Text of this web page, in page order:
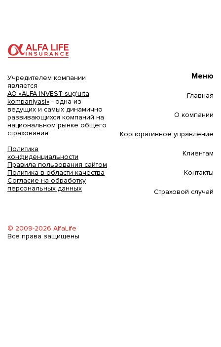
Учредителем компании
является
АО «ALFA INVEST sug'urta
kompaniyasi» - одна из
ведущих и самых динамично
развивающихся компаний на
национальном рынке общего
страхования.
Политика
конфиденциальности
Правила пользования сайтом
Политика в области качества
Согласие на обработку
персональных данных
© 2009-2026 AlfaLife
Все права защищены
Меню
Главная
О компании
Корпоративное управление
Клиентам
Контакты
Страховой случай